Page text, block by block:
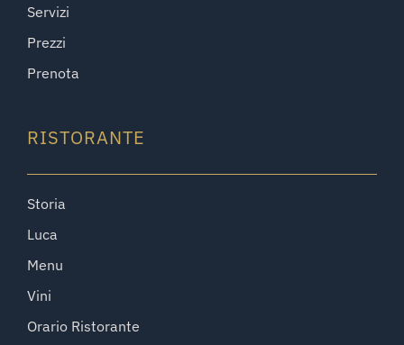
Servizi
Prezzi
Prenota
RISTORANTE
Storia
Luca
Menu
Vini
Orario Ristorante